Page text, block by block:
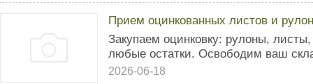
Прием оцинкованных листов и
Закупаем оцинковку: рулоны,
любые остатки. Освободим ваш
2026-06-18